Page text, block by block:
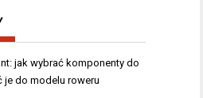
jak wybrać komponenty do
do modelu roweru